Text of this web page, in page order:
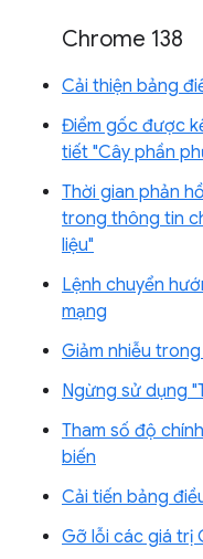
Chrome 138
Cải thiện bảng
Điểm gốc được
tiết "Cây phần
Thời gian phản
trong thông tin
liệu"
Lệnh chuyển
mạng
Giảm nhiễu
Ngừng sử dụng
Tham số độ
biến
Cải tiến bảng
Gỡ lỗi các giá trị